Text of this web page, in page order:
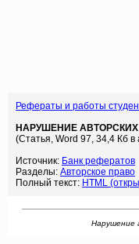
Рефераты и работы
НАРУШЕНИЕ
(Статья, Word 97, 34,4 Кб в
Источник: Банк рефератов
Разделы: Авторское право
Полный текст: HTML
Нарушение